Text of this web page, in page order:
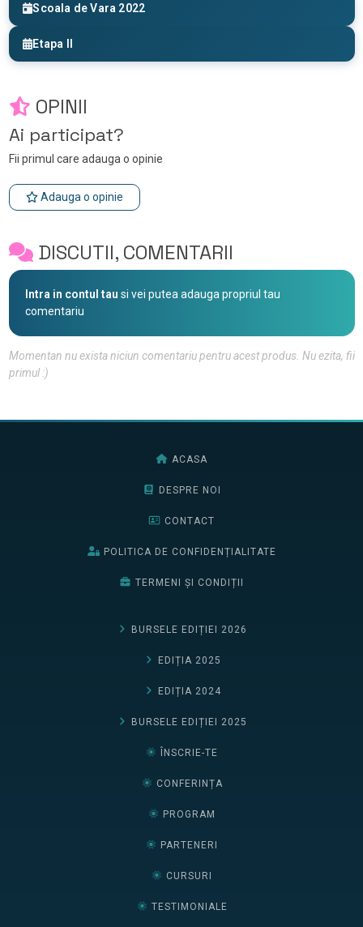
Scoala de Vara 2022
Etapa II
OPINII
Ai participat?
Fii primul care adauga o opinie
Adauga o opinie
DISCUTII, COMENTARII
Intra in contul tau si vei putea adauga propriul tau
comentariu
Momentan nu exista niciun comentariu pentru acest produs. Nu ezita, fii
primul :)
ACASA
DESPRE NOI
CONTACT
POLITICA DE CONFIDENȚIALITATE
TERMENI ȘI CONDIȚII
BURSELE EDIȚIEI 2026
EDIȚIA 2025
EDIȚIA 2024
BURSELE EDIȚIEI 2025
ÎNSCRIE-TE
CONFERINȚA
PROGRAM
PARTENERI
CURSURI
TESTIMONIALE